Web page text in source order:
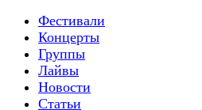
Фестивали
Концерты
Группы
Лайвы
Новости
Статьи